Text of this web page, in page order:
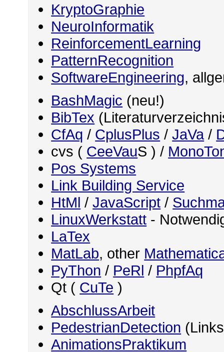
KryptoGraphie
NeuroInformatik
ReinforcementLearning
PatternRecognition
SoftwareEngineering,
BashMagic (neu!)
BibTex
CfAq / CplusPlus /JaVa/
cvs ( CeeVauS ) /
Pos Systems
Link Building Service
HtMl /JavaScript /
LinuxWerkstatt -
LaTex
MatLab, other
PyThon / PeRl / PhpfAq
Qt ( CuTe )
AbschlussArbeit
PedestrianDetection
AnimationsPraktikum